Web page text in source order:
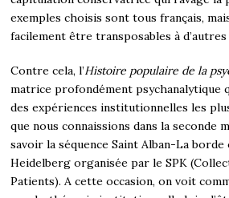
exemples choisis sont tous français,
facilement être transposables à d’autres
Contre cela, l’Histoire populaire de la
matrice profondément psychanalytique
des expériences institutionnelles les
que nous connaissions dans la seconde
savoir la séquence Saint Alban-La
Heidelberg organisée par le SPK
Patients). A cette occasion, on voit